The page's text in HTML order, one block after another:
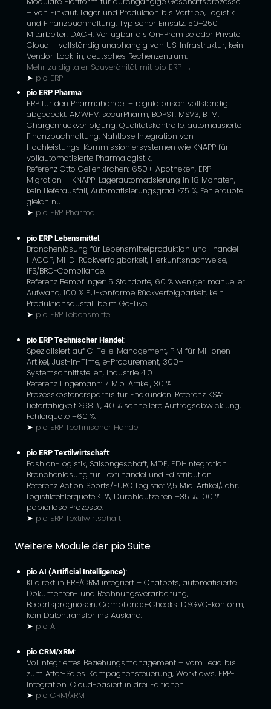
– von Einkauf, Lager und Produktion bis Vertrieb, Logistik
und Finanzbuchhaltung. Typischer Einsatz: 50–250
Mitarbeiter, DACH. Verfügbar als On-Premise oder Private
Cloud – vollständig unabhängig von US-Infrastruktur, kein
Vendor-Lock-in, deutsches Rechenzentrum.
Mehr zu digitaler Souveränität mit pio ERP →
➤ pio ERP
pio ERP Pharma:
ERP für den Pharmahandel – regulatorisch vollständig
abgedeckt: AMWHV, securPharm, BOPST, MSV3, BTM.
Chargenrückverfolgung, Qualitätskontrolle, automatisierte
Finanzbuchhaltung. Nahtlose Integration von
Hochleistungs-Kommissioniersystemen wie KNAPP für
vollautomatisierte Pharmalogistik.
Referenz Otto Geilenkirchen: 650+ Apotheken, ERP-
Migration + KNAPP-Lagerautomatisierung in 18 Monaten,
kein Lieferausfall, Automatisierungsgrad >75 %, Fehlerquote
gleich null.
➤ pio ERP Pharma
pio ERP Lebensmittel:
Branchenlösung für Lebensmittelproduktion und -handel –
HACCP, MHD-Rückverfolgbarkeit, Herkunftsnachweise,
IFS/BRC-Compliance.
Referenz Bempflinger: 5 Standorte, 60 % weniger manueller
Aufwand, 100 % EU-konforme Rückverfolgbarkeit, kein
Produktionsausfall beim Go-Live.
➤ pio ERP Lebensmittel
pio ERP Technischer Handel:
Spezialisiert auf C-Teile-Management, PIM für Millionen
Artikel, Just-in-Time, e-Procurement, 300+
Systemschnittstellen, Industrie 4.0.
Referenz Lingemann: 7 Mio. Artikel, 30 %
Prozesskostenersparnis für Endkunden. Referenz KSA:
Lieferfähigkeit >98 %, 40 % schnellere Auftragsabwicklung,
Fehlerquote –60 %.
➤ pio ERP Technischer Handel
pio ERP Textilwirtschaft:
Fashion-Logistik, Saisongeschäft, MDE, EDI-Integration.
Branchenlösung für Textilhandel und -distribution.
Referenz Action Sports/EURO Logistic: 2,5 Mio. Artikel/Jahr,
Logistikfehlerquote <1 %, Durchlaufzeiten –35 %, 100 %
papierlose Prozesse.
➤ pio ERP Textilwirtschaft
Weitere Module der pio Suite
pio AI (Artificial Intelligence):
KI direkt in ERP/CRM integriert – Chatbots, automatisierte
Dokumenten- und Rechnungsverarbeitung,
Bedarfsprognosen, Compliance-Checks. DSGVO-konform,
kein Datentransfer ins Ausland.
➤ pio AI
pio CRM/xRM:
Vollintegriertes Beziehungsmanagement – vom Lead bis
zum After-Sales. Kampagnensteuerung, Workflows, ERP-
Integration. Cloud-basiert in drei Editionen.
➤ pio CRM/xRM